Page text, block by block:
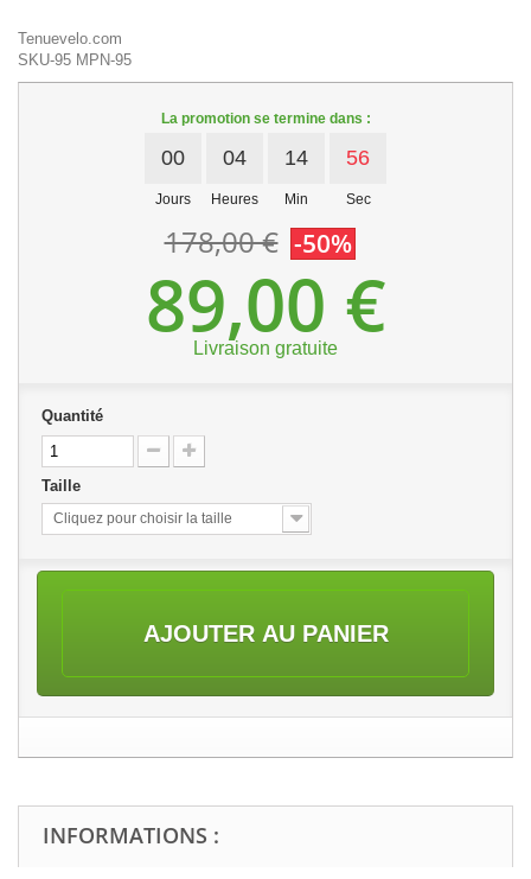
Tenuevelo.com
SKU-95 MPN-95
La promotion se termine dans :
00
Jours
04
Heures
14
Min
56
Sec
178,00 € -50%
89,00 €
Livraison gratuite
Quantité
Taille
Cliquez pour choisir la taille
AJOUTER AU PANIER
INFORMATIONS :